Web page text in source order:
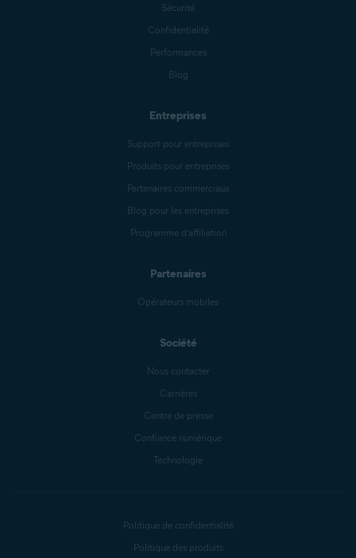
Sécurité
Confidentialité
Performances
Blog
Entreprises
Support pour entreprises
Produits pour entreprises
Partenaires commerciaux
Blog pour les entreprises
Programme d’affiliation
Partenaires
Opérateurs mobiles
Société
Nous contacter
Carrières
Centre de presse
Confiance numérique
Technologie
Politique de confidentialité
Politique des produits